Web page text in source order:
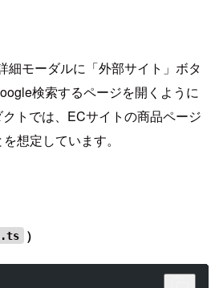
細モーダルに「外部サイト」ボタ
検索するページを開くように
トでは、ECサイトの商品ページ
想定しています。
）